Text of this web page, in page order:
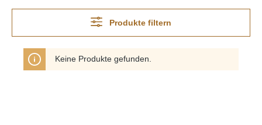
Produkte filtern
Keine Produkte gefunden.